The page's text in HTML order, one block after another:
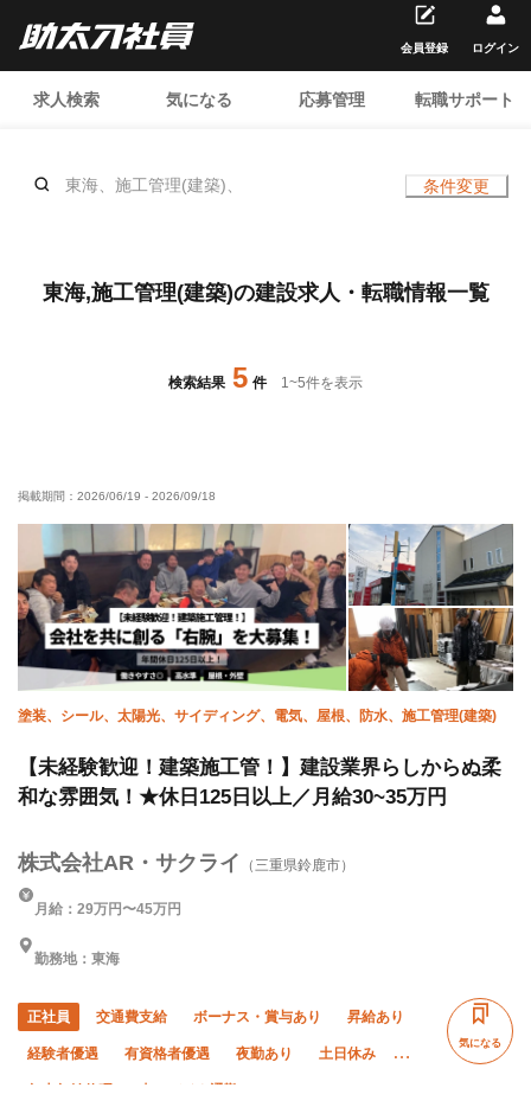
求人検索 気になる 応募管理 転職サポート
会員登録 ログイン
東海、施工管理(建築)、 条件変更
東海,施工管理(建築)の建設求人・転職情報一覧
検索結果 5 件 1~5件を表示
掲載期間： 2026/06/19 - 2026/09/18
塗装、シール、太陽光、サイディング、電気、屋根、防水、施工管理(建築)
【未経験歓迎！建築施工管！】建設業界らしからぬ柔
和な雰囲気！★休日125日以上／月給30~35万円
株式会社AR・サクライ （三重県鈴鹿市）
月給：29万円〜45万円
勤務地：東海
正社員 交通費支給 ボーナス・賞与あり 昇給あり
経験者優遇 有資格者優遇 夜勤あり 土日休み
年末年始休暇 車・バイク通勤OK
気になる